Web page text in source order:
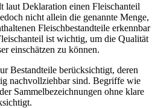
laut Deklaration einen Fleischanteil
nicht allein die genannte Menge,
Fleischbestandteile erkennbar
ist wichtig, um die Qualität
einschätzen zu können.
Bestandteile berücksichtigt, deren
nachvollziehbar sind. Begriffe wie
Sammelbezeichnungen ohne klare